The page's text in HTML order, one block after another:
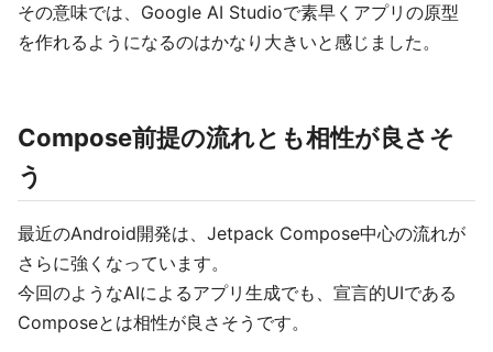
その意味では、Google AI Studioで素早くアプリの原型
を作れるようになるのはかなり大きいと感じました。
Compose前提の流れとも相性が良さそ
う
最近のAndroid開発は、Jetpack Compose中心の流れが
さらに強くなっています。
今回のようなAIによるアプリ生成でも、宣言的UIである
Composeとは相性が良さそうです。